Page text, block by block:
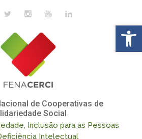
de Cooperativas de
Social
Inclusão para as Pessoas
Intelectual